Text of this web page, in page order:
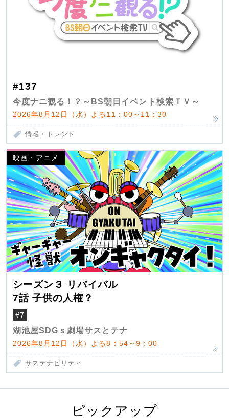
#137
今度ナニ観る！？～BS朝日イベント検索ＴＶ～
2026年8月12日（水）よる11：00～11：30
情報・トレンド
映画・アニメ
シーズン３ リバイバル
7話 子供の人権？
#7
湖池屋SDGｓ劇場サスとテナ
2026年8月12日（水）よる8：54～9：00
サステナビリティ
ピックアップ